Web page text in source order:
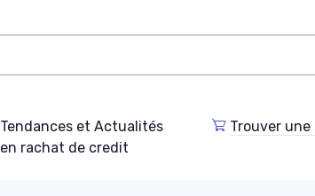
Tendances et Actualités
en rachat de credit
Trouver